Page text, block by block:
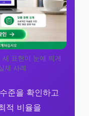
표현이 눈에 띄게
제 사례
준을 확인하고
적 비율을